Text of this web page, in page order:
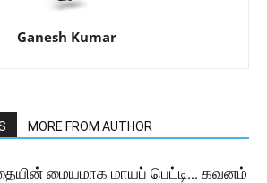
Ganesh Kumar
MORE FROM AUTHOR
மையமாக மாயப் பெட்டி… கவனம்